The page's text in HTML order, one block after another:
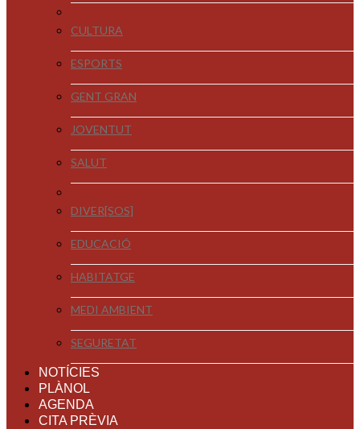
CULTURA
ESPORTS
GENT GRAN
JOVENTUT
SALUT
DIVER[SOS]
EDUCACIÓ
HABITATGE
MEDI AMBIENT
SEGURETAT
NOTÍCIES
PLÀNOL
AGENDA
CITA PRÈVIA